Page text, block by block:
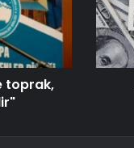
toprak,